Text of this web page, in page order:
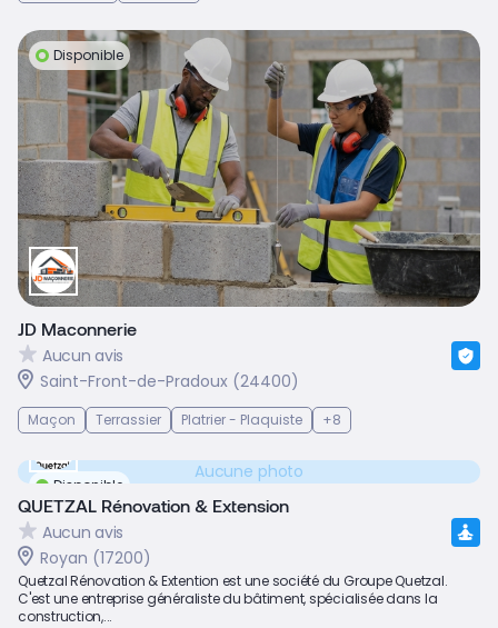
Disponible
JD Maconnerie
Aucun avis
Saint-Front-de-Pradoux (24400)
Maçon Terrassier Platrier - Plaquiste +8
Disponible
Aucune photo
QUETZAL Rénovation & Extension
Aucun avis
Royan (17200)
Quetzal Rénovation & Extention est une société du Groupe Quetzal.
C'est une entreprise généraliste du bâtiment, spécialisée dans la
construction,...